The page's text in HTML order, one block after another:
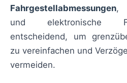
Fahrgestellabmessungen
und elektronische
entscheidend, um
zu vereinfachen und
vermeiden.